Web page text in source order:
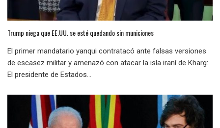
Trump niega que EE.UU. se esté quedando sin municiones
El primer mandatario yanqui contratacó ante falsas versiones
de escasez militar y amenazó con atacar la isla iraní de Kharg:
El presidente de Estados...